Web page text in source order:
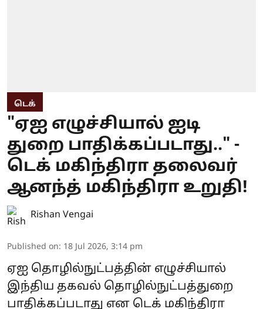
டெக்
"ஏஐ எழுச்சியால் ஐடி
துறை பாதிக்கப்படாது.." -
டெக் மகிந்திரா தலைவர்
ஆனந்த் மகிந்திரா உறுதி!
Rishan Vengai
Published on: 18 Jul 2026, 3:14 pm
ஏஐ தொழில்நுட்பத்தின் எழுச்சியால்
இந்திய தகவல் தொழில்நுட்பத்துறை
பாதிக்கப்படாது என டெக் மகிந்திரா